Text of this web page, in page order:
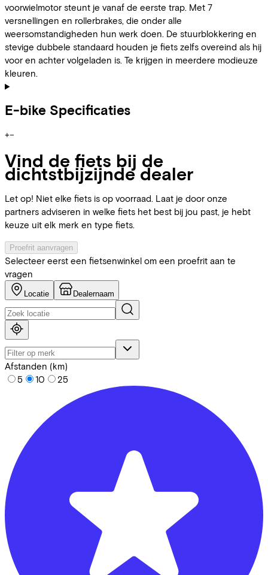
voorwielmotor steunt je vanaf de eerste trap. Met 7
versnellingen en rollerbrakes, die onder alle
weersomstandigheden hun werk doen. De stuurblokkering en
stevige dubbele standaard houden je fiets zelfs overeind als hij
voor en achter volgeladen is. Te krijgen in meerdere modieuze
kleuren.
E-bike Specificaties
+−
Vind de fiets bij de
dichtstbijzijnde dealer
Let op! Niet elke fiets is op voorraad. Laat je door onze
partners adviseren in welke fiets het best bij jou past, je hebt
keuze uit elk merk en type fiets.
Proefrit aanvragen
Selecteer eerst een fietsenwinkel om een proefrit aan te
vragen
Locatie Dealernaam
Afstanden (km)
5
10 25